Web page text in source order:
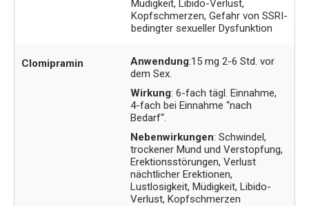
Müdigkeit, Libido-Verlust,
Kopfschmerzen, Gefahr von SSRI-
bedingter sexueller Dysfunktion
Clomipramin Anwendung:15 mg 2-6 Std. vor
dem Sex.
Wirkung: 6-fach tägl. Einnahme,
4-fach bei Einnahme “nach
Bedarf“.
Nebenwirkungen: Schwindel,
trockener Mund und Verstopfung,
Erektionsstörungen, Verlust
nächtlicher Erektionen,
Lustlosigkeit, Müdigkeit, Libido-
Verlust, Kopfschmerzen